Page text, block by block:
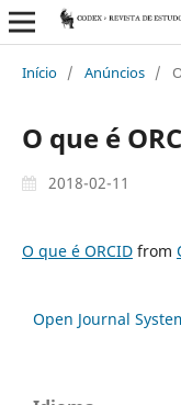
Início / Anúncios /
O que é
2018-02-11
O que é ORCIDfrom
Open Journal